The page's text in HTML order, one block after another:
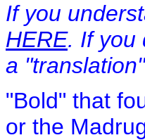
If you
HERE. If you
a
"Bold" that
or the